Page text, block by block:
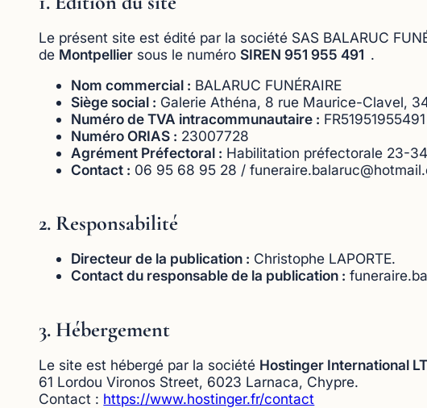
Le présent site est édité par la société SAS BALARUC
de Montpellier sous le numéroSIREN 951 955 491 .
Nom commercial : BALARUC FUNÉRAIRE
Siège social : Galerie Athéna, 8 rue Maurice-Clavel,
Numéro de TVA intracommunautaire : FR51951955491
Numéro ORIAS : 23007728
Agrément Préfectoral : Habilitation préfectorale 23-
Contact : 06 95 68 95 28 /
2. Responsabilité
Directeur de la publication : Christophe LAPORTE.
Contact du responsable de la publication :
3. Hébergement
Le site est hébergé par la société Hostinger International
61 Lordou Vironos Street, 6023 Larnaca, Chypre.
Contact : https://www.hostinger.fr/contact